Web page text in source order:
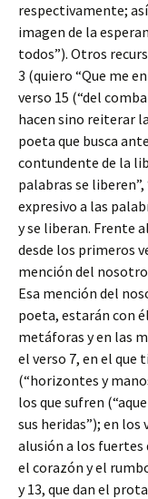
respectivamente;
imagen de la
todos”). Otros
3 (quiero “Que me
verso 15 (“del
hacen sino reiterar
poeta que busca
contundente de la
palabras se
expresivo a las
y se liberan. Frente
desde los primeros
mención del
Esa mención del
poeta, estarán con
metáforas y en las
el verso 7, en el que
(“horizontes y
los que sufren
sus heridas”); en los
alusión a los fuertes
el corazón y el
y 13, que dan el